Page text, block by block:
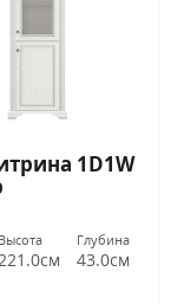
1D1W
Высота Глубина
43.0см